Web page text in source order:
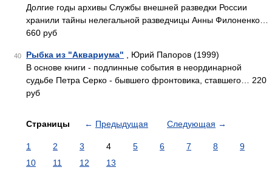
Долгие годы архивы Службы внешней разведки России
хранили тайны нелегальной разведчицы Анны Филоненко…
660 руб
40 Рыбка из "Аквариума" , Юрий Папоров (1999)
В основе книги - подлинные события в неординарной
судьбе Петра Серко - бывшего фронтовика, ставшего… 220
руб
Страницы ← Предыдущая Следующая →
1 2 3 4 5 6 7 8
9
10
11 12 13